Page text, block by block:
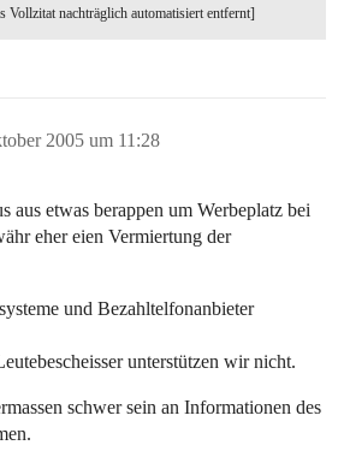
Vollzitat nachträglich automatisiert entfernt]
2005 um 11:28
aus etwas berappen um Werbeplatz bei
eher eien Vermiertung der
und Bezahltelfonanbieter
unterstützen wir nicht.
schwer sein an Informationen des